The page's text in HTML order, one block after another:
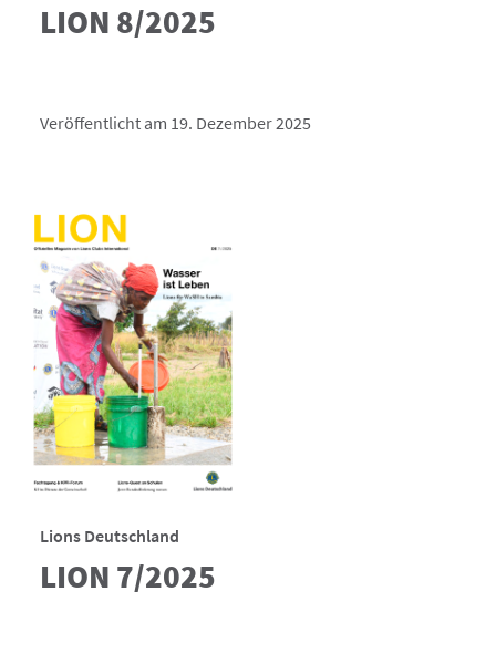
LION 8/2025
Veröffentlicht am 19. Dezember 2025
Lions Deutschland
LION 7/2025